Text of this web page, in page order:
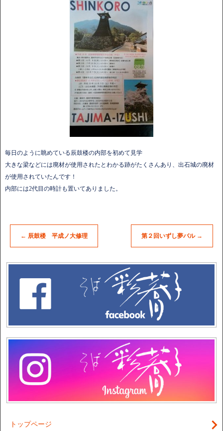
毎日のように眺めている辰鼓楼の内部を初めて見学
大きな梁などには廃材が使用されたとわかる跡がたくさんあり、出石城の廃材
が使用されていたんです！
内部には2代目の時計も置いてありました。
← 辰鼓楼 平成ノ大修理 第２回いずし夢バル →
トップページ